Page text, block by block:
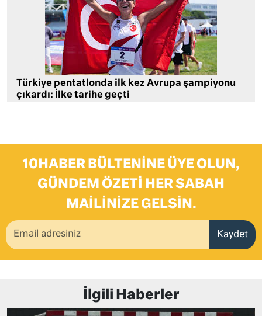
Türkiye pentatlonda ilk kez Avrupa şampiyonu
çıkardı: İlke tarihe geçti
10HABER BÜLTENINE ÜYE OLUN,
GÜNDEM ÖZETI HER SABAH
MAILINIZE GELSIN.
Kaydet
İlgili Haberler